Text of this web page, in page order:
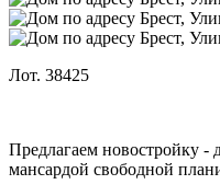
Лот. 38425
Предлагаем новостройку -
мансардой свободной